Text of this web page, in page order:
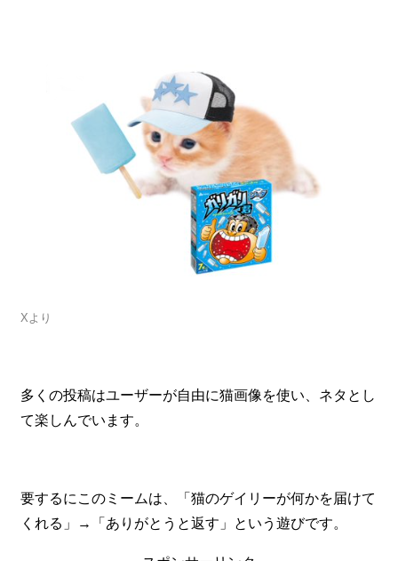
Xより
多くの投稿はユーザーが自由に猫画像を使い、ネタとし
て楽しんでいます。
要するにこのミームは、「猫のゲイリーが何かを届けて
くれる」→「ありがとうと返す」という遊びです。